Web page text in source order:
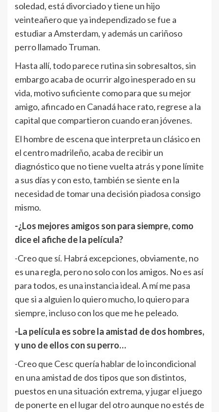
soledad, está divorciado y tiene un hijo
veinteañero que ya independizado se fue a
estudiar a Amsterdam, y además un cariñoso
perro llamado Truman.
Hasta allí, todo parece rutina sin sobresaltos, sin
embargo acaba de ocurrir algo inesperado en su
vida, motivo suficiente como para que su mejor
amigo, afincado en Canadá hace rato, regrese a la
capital que compartieron cuando eran jóvenes.
El hombre de escena que interpreta un clásico en
el centro madrileño, acaba de recibir un
diagnóstico que no tiene vuelta atrás y pone límite
a sus días y con esto, también se siente en la
necesidad de tomar una decisión piadosa consigo
mismo.
-¿Los mejores amigos son para siempre, como
dice el afiche de la película?
-Creo que sí. Habrá excepciones, obviamente, no
es una regla, pero no solo con los amigos. No es así
para todos, es una instancia ideal. A mí me pasa
que si a alguien lo quiero mucho, lo quiero para
siempre, incluso con los que me he peleado.
-La película es sobre la amistad de dos hombres,
y uno de ellos con su perro…
-Creo que Cesc quería hablar de lo incondicional
en una amistad de dos tipos que son distintos,
puestos en una situación extrema, y jugar el juego
de ponerte en el lugar del otro aunque no estés de